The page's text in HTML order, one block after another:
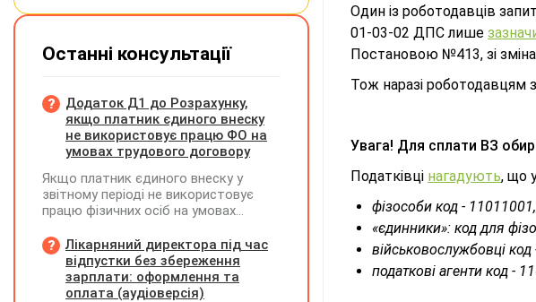
Один із роботодавців
01-03-02 ДПС лише
Постановою №413, зі
Тож наразі роботодавцям
Увага! Для сплати ВЗ
Податківці нагадують, що
фізособи код - 11011001,
«єдинники»: код для
військовослужбовці
податкові агенти код -
Останні консультації
Додаток Д1 до Розрахунку,
якщо платник єдиного внеску
не використовує працю ФО на
умовах трудового договору
Якщо платник єдиного внеску у
звітному періоді не використовує
працю фізичних осіб на умовах
на інших умовах, передбачених
законодавством, Додаток Д1/
Додаток ФІЗ-Д1 за відповідний
період не подається
Лікарняний директора під час
відпустки без збереження
зарплати: оформлення та
оплата (аудіоверсія)